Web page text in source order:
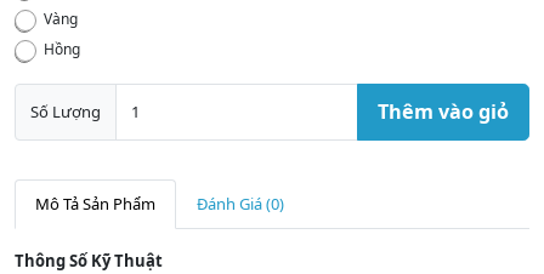
Vàng
Hồng
Số Lượng Thêm vào giỏ
Mô Tả Sản Phẩm Đánh Giá (0)
Thông Số Kỹ Thuật